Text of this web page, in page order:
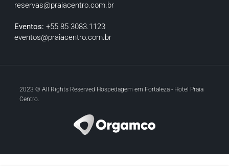
reservas@praiacentro.com.br
Eventos: +55 85 3083.1123
eventos@praiacentro.com.br
2023 © All Rights Reserved Hospedagem em Fortaleza - Hotel Praia
Centro.